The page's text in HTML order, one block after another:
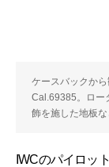
ケースバックか
Cal.69385。ロー
飾を施した地板な
IWCのパイロッ